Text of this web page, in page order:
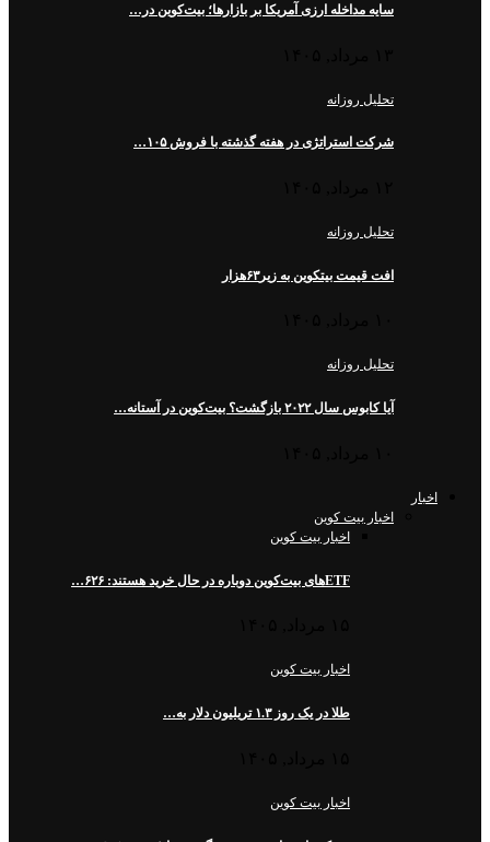
سایه مداخله ارزی آمریکا بر بازارها؛ بیت‌کوین در…
تحلیل روزانه
شرکت استراتژی در هفته گذشته با فروش ۱۰۵…
تحلیل روزانه
افت قیمت بیتکوین به زیر۶۳هزار
تحلیل روزانه
آیا کابوس سال ۲۰۲۲ بازگشت؟ بیت‌کوین در آستانه…
اخبار
اخبار بیت کوین
اخبار بیت کوین
ETFهای بیت‌کوین دوباره در حال خرید هستند: ۶۲۶…
اخبار بیت کوین
طلا در یک روز ۱.۳ تریلیون دلار به…
اخبار بیت کوین